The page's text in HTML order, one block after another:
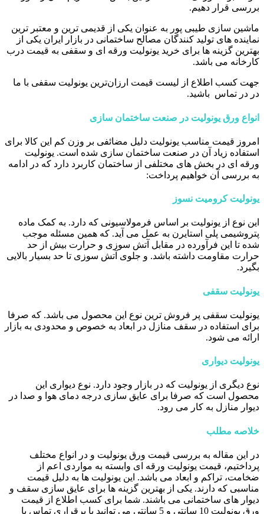
بررسی قرار دهیم.
ماشین سازی طیبی پور به عنوان یکی از قدیمی ترین و معتبر ترین
نماینده های تولید کنندگان مصالح ساختمانی در بازار ایران یکی از
بهترین گزینه ها برای خرید یونولیت ورقه ای و سقفی به قیمت درب
کارخانه می باشد.
جهت کسب اطلاع از لیست قیمت ارزان‌ترین یونولیت سقفی با ما
در در تماس باشید.
انواع ورق یونولیت در صنعت ساختمان سازی
امروز قیمت مناسب یونولیت دلیل مضائفی بر وزن کم این کالا برای
استفاده زیاد آن در صنعت ساختمان سازی شده است. یونولیت
ورقه ای در بخش های مختلفی از ساختمان کاربرد دارد که در ادامه
به بررسی آن خواهیم پرداخت:
یونولیت کرومیت نسوز
این نوع از یونولیت بر اساس فرمولاسیونی که دارد. به کمک ماده
پتروشیمی پلی استایرن به عمل می آید. که همین مسئله موجب
شده تا این فرآورده در مقابل آتش سوزی و حرارت بیش از حد
حرارت مقاومت داشته باشد. و جلوی آتش سوزی تا حد بسیار بالایی
بگیرد.
یونولیت سقفی
یونولیت سقفی پر فروش ترین نوع این محصول می باشد. که صرفا
برای استفاده در سقف منازل در ابعاد به خصوص و محدودی به بازار
ارائه می شود.
یونولیت دیواری
نوع دیگری از یونولیت که در بازار وجود دارد. نوع دیواری این
محصول است که صرفا برای عایق سازی درجه دمای هوا و صدا در
دیوار منازل به کار می رود.
خلاصه مطلب
در این مقاله به بررسی قیمت ورق یونولیت و در انواع مختلف
پرداختیم، قیمت یونولیت ورقه ای وابسته به مواردی اعم از
ضخامت، تراکم و ابعاد می باشد. این یونولیت ها به دلیل قیمت
مناسبی که دارند. یکی از بهترین گزینه ها برای عایق سازی سقف و
دیوار های ساختمانی می باشند. شما برای کسب اطلاع از قیمت
ورق یونولیت 10 سانتی و 5 سانتی می توانید با برقراری تماس با